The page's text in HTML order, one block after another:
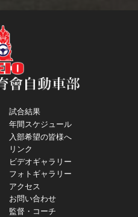
試合結果
年間スケジュール
入部希望の皆様へ
リンク
ビデオギャラリー
フォトギャラリー
アクセス
お問い合わせ
監督・コーチ